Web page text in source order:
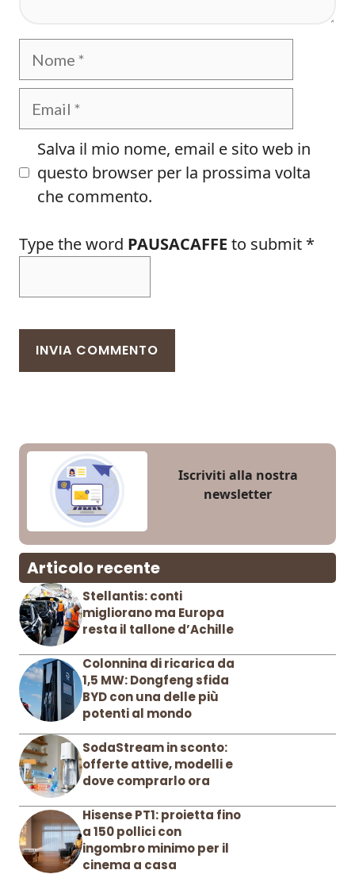
Salva il mio nome, email e sito web in
questo browser per la prossima volta
che commento.
Type the word PAUSACAFFE to submit *
Iscriviti alla nostra
newsletter
Articolo recente
Stellantis: conti
migliorano ma Europa
resta il tallone d’Achille
Colonnina di ricarica da
1,5 MW: Dongfeng sfida
BYD con una delle più
potenti al mondo
SodaStream in sconto:
offerte attive, modelli e
dove comprarlo ora
Hisense PT1: proietta fino
a 150 pollici con
ingombro minimo per il
cinema a casa